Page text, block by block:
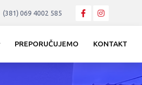
(381) 069 4002 585
PREPORUČUJEMO KONTAKT